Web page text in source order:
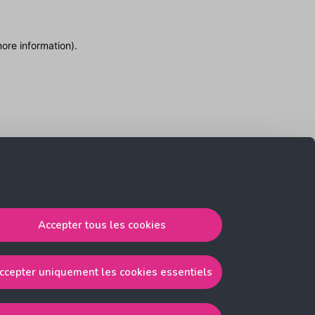
Accepter tous les cookies
uniquement les cookies essentiels
information).